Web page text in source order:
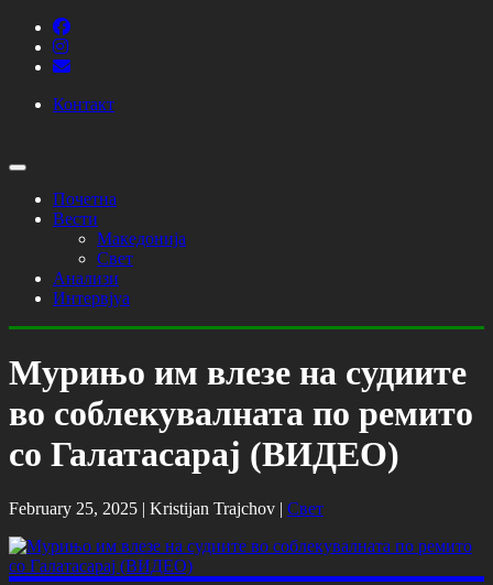
Контакт
Почетна
Вести
Македонија
Свет
Анализи
Интервјуа
Мурињо им влезе на судиите
во соблекувалната по ремито
со Галатасарај (ВИДЕО)
February 25, 2025 | Kristijan Trajchov | Свет